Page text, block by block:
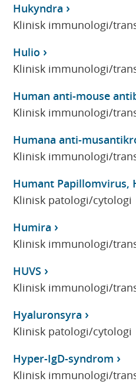
Hukyndra
Klinisk immunologi/
Hulio
Klinisk immunologi/
Human anti-mouse
Klinisk immunologi/
Humana anti-
Klinisk immunologi/
Humant Papillomvirus,
Klinisk patologi/cytologi
Humira
Klinisk immunologi/
HUVS
Klinisk immunologi/
Hyaluronsyra
Klinisk patologi/cytologi
Hyper-IgD-syndrom
Klinisk immunologi/